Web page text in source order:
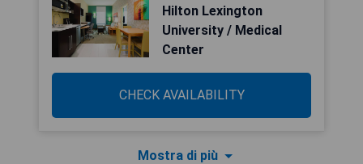
Hilton Lexington
University / Medical
Center
CHECK AVAILABILITY
Mostra di più